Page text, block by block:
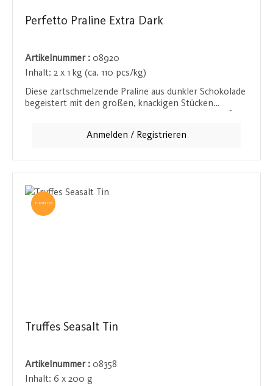
Perfetto Praline Extra Dark
Artikelnummer : 08920
Inhalt: 2 x 1 kg (ca. 110 pcs/kg)
Diese zartschmelzende Praline aus dunkler Schokolade
begeistert mit den großen, knackigen Stücken
Geschmackserlebnis, das lange im Mund verweilt.
Anmelden / Registrieren
TOPSELLER
Truffes Seasalt Tin
Artikelnummer : 08358
Inhalt: 6 x 200 g